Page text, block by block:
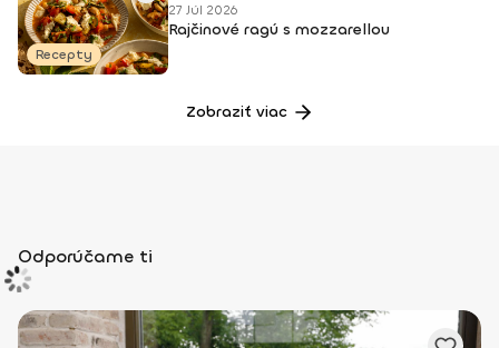
Recepty
27 Júl 2026
Rajčinové ragú s mozzarellou
Zobraziť viac
Odporúčame ti